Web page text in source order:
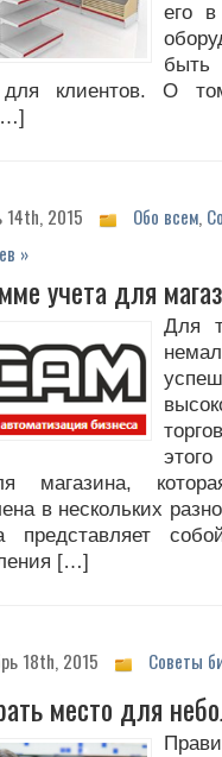
его
быть
клиентов. О
14th, 2015 Обо всем,
»
учета для
Для
магазина,
в нескольких
представляет
[…]
18th, 2015 Советы
место для